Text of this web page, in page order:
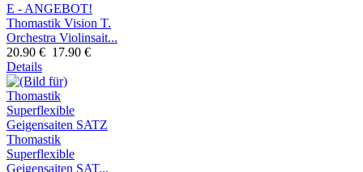
Thomastik Vision T.
Orchestra Violinsait...
20.90 € 17.90 €
Details
Thomastik
Superflexible
Geigensaiten SAT...